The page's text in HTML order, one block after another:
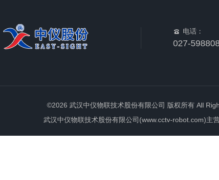
电话：
027-
©2026 武汉中仪物联技术股份有限公司 版权所有 All
武汉中仪物联技术股份有限公司(www.cctv-robot.com)主